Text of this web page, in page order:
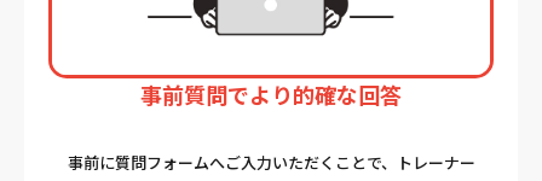
事前質問でより的確な回答
事前に質問フォームへご入力いただくことで、トレーナー